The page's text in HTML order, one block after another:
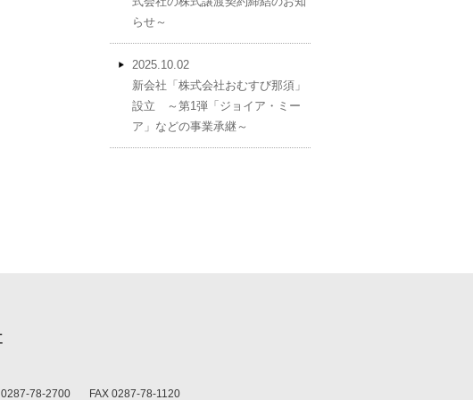
らせ～
2025.10.02
新会社「株式会社おむすび那須」
設立 ～第1弾「ジョイア・ミー
ア」などの事業承継～
0287-78-2700 FAX 0287-78-1120